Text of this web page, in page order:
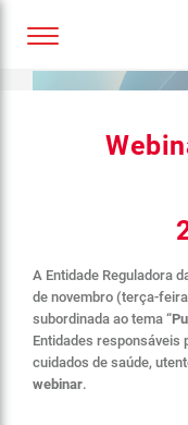
A Entidade Reguladora
de novembro (terça-
subordinada ao tema “
Entidades
cuidados de saúde,
webinar.